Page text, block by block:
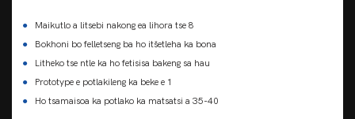
●
Maikutlo a litsebi nakong ea lihora tse 8
●
Bokhoni bo felletseng ba ho itšetleha ka bona
●
Litheko tse ntle ka ho fetisisa bakeng sa hau
●
Prototype e potlakileng ka beke e 1
●
Ho tsamaisoa ka potlako ka matsatsi a 35-40